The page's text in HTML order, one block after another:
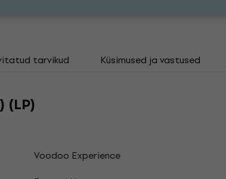
tarvikud Küsimused ja vastused
(LP)
Voodoo Experience